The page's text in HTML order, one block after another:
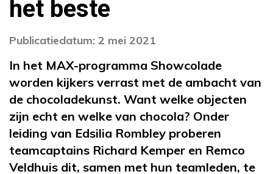
het beste
Publicatiedatum: 2 mei 2021
In het MAX-programma Showcolade
worden kijkers verrast met de ambacht van
de chocoladekunst. Want welke objecten
zijn echt en welke van chocola? Onder
leiding van Edsilia Rombley proberen
teamcaptains Richard Kemper en Remco
Veldhuis dit, samen met hun teamleden, te